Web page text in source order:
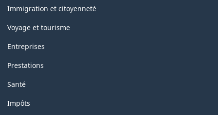
sujets
Immigration et citoyenneté
Voyage et tourisme
Entreprises
Prestations
Santé
Impôts